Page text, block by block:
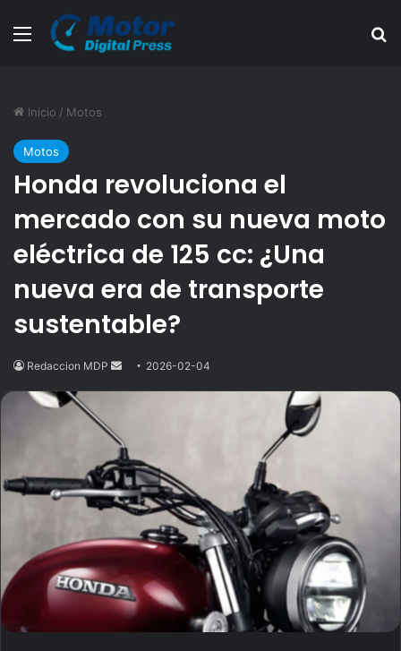
Menú
Inicio / Motos
Motos
Honda revoluciona el
mercado con su nueva moto
eléctrica de 125 cc: ¿Una
nueva era de transporte
sustentable?
Redaccion MDP
Send2026-02-04